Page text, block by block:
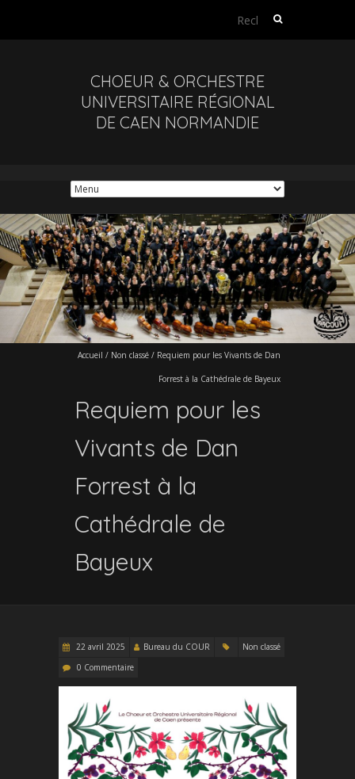
Rechercher :
CHOEUR & ORCHESTRE
UNIVERSITAIRE RÉGIONAL
DE CAEN NORMANDIE
Accueil / Non classé / Requiem pour les Vivants de Dan
Forrest à la Cathédrale de Bayeux
Requiem pour les
Vivants de Dan
Forrest à la
Cathédrale de
Bayeux
22 avril 2025 Bureau du COUR
Non classé
0 Commentaire